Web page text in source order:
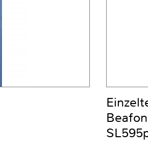
Beafon